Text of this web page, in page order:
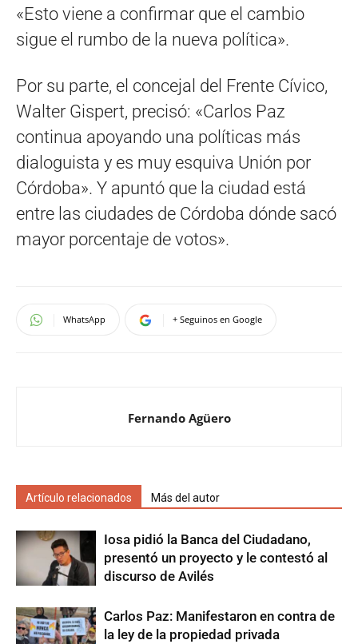
«Esto viene a confirmar que el cambio
sigue el rumbo de la nueva política».
Por su parte, el concejal del Frente Cívico,
Walter Gispert, precisó: «Carlos Paz
continua apoyando una políticas más
dialoguista y es muy esquiva Unión por
Córdoba». Y apuntó que la ciudad está
entre las ciudades de Córdoba dónde sacó
mayor porcentaje de votos».
WhatsApp + Seguinos en Google
Fernando Agüero
Artículo relacionados Más del autor
Iosa pidió la Banca del Ciudadano,
presentó un proyecto y le contestó al
discurso de Avilés
Carlos Paz: Manifestaron en contra de
la ley de la propiedad privada